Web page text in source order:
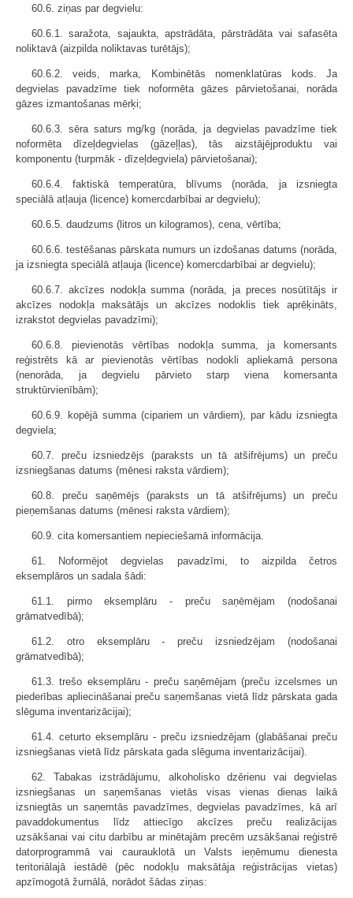
60.6. ziņas par degvielu:
60.6.1. saražota, sajaukta, apstrādāta, pārstrādāta vai safasēta
noliktavā (aizpilda noliktavas turētājs);
60.6.2. veids, marka, Kombinētās nomenklatūras kods. Ja
degvielas pavadzīme tiek noformēta gāzes pārvietošanai, norāda
gāzes izmantošanas mērķi;
60.6.3. sēra saturs mg/kg (norāda, ja degvielas pavadzīme tiek
noformēta dīzeļdegvielas (gāzeļļas), tās aizstājējproduktu vai
komponentu (turpmāk - dīzeļdegviela) pārvietošanai);
60.6.4. faktiskā temperatūra, blīvums (norāda, ja izsniegta
speciālā atļauja (licence) komercdarbībai ar degvielu);
60.6.5. daudzums (litros un kilogramos), cena, vērtība;
60.6.6. testēšanas pārskata numurs un izdošanas datums (norāda,
ja izsniegta speciālā atļauja (licence) komercdarbībai ar degvielu);
60.6.7. akcīzes nodokļa summa (norāda, ja preces nosūtītājs ir
akcīzes nodokļa maksātājs un akcīzes nodoklis tiek aprēķināts,
izrakstot degvielas pavadzīmi);
60.6.8. pievienotās vērtības nodokļa summa, ja komersants
reģistrēts kā ar pievienotās vērtības nodokli apliekamā persona
(nenorāda, ja degvielu pārvieto starp viena komersanta
struktūrvienībām);
60.6.9. kopējā summa (cipariem un vārdiem), par kādu izsniegta
degviela;
60.7. preču izsniedzējs (paraksts un tā atšifrējums) un preču
izsniegšanas datums (mēnesi raksta vārdiem);
60.8. preču saņēmējs (paraksts un tā atšifrējums) un preču
pieņemšanas datums (mēnesi raksta vārdiem);
60.9. cita komersantiem nepieciešamā informācija.
61. Noformējot degvielas pavadzīmi, to aizpilda četros
eksemplāros un sadala šādi:
61.1. pirmo eksemplāru - preču saņēmējam (nodošanai
grāmatvedībā);
61.2. otro eksemplāru - preču izsniedzējam (nodošanai
grāmatvedībā);
61.3. trešo eksemplāru - preču saņēmējam (preču izcelsmes un
piederības apliecināšanai preču saņemšanas vietā līdz pārskata gada
slēguma inventarizācijai);
61.4. ceturto eksemplāru - preču izsniedzējam (glabāšanai preču
izsniegšanas vietā līdz pārskata gada slēguma inventarizācijai).
62. Tabakas izstrādājumu, alkoholisko dzērienu vai degvielas
izsniegšanas un saņemšanas vietās visas vienas dienas laikā
izsniegtās un saņemtās pavadzīmes, degvielas pavadzīmes, kā arī
pavaddokumentus līdz attiecīgo akcīzes preču realizācijas
uzsākšanai vai citu darbību ar minētajām precēm uzsākšanai reģistrē
datorprogrammā vai caurauklotā un Valsts ieņēmumu dienesta
teritoriālajā iestādē (pēc nodokļu maksātāja reģistrācijas vietas)
apzīmogotā žurnālā, norādot šādas ziņas: